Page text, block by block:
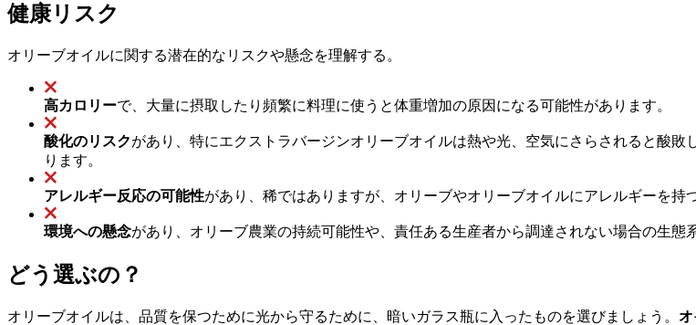
健康リスク
オリーブオイルに関する潜在的なリスクや懸念を理解する。
高カロリーで、大量に摂取したり頻繁に料理に使うと体重増加の原因になる可能性があります。
酸化のリスクがあり、特にエクストラバージンオリーブオイルは熱や光、空気にさらされると酸
ります。
アレルギー反応の可能性があり、稀ではありますが、オリーブやオリーブオイルにアレルギーを
環境への懸念があり、オリーブ農業の持続可能性や、責任ある生産者から調達されない場合の生態
どう選ぶの？
オリーブオイルは、品質を保つために光から守るために、暗いガラス瓶に入ったものを選びましょう。 オ